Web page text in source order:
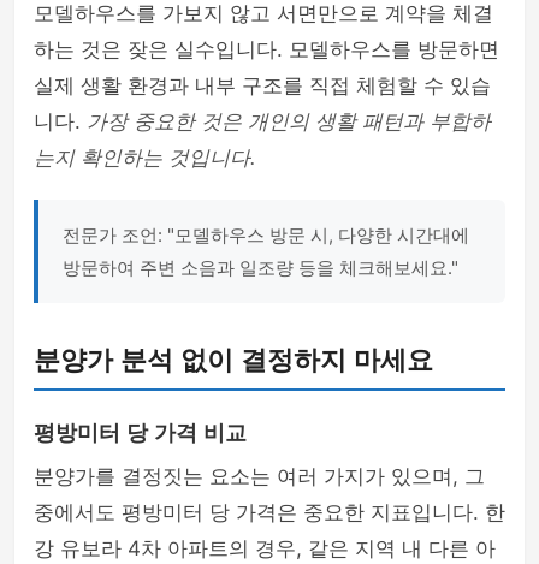
모델하우스를 가보지 않고 서면만으로 계약을 체결
하는 것은 잦은 실수입니다. 모델하우스를 방문하면
실제 생활 환경과 내부 구조를 직접 체험할 수 있습
니다. 가장 중요한 것은 개인의 생활 패턴과 부합하
는지 확인하는 것입니다.
전문가 조언: "모델하우스 방문 시, 다양한 시간대에
방문하여 주변 소음과 일조량 등을 체크해보세요."
분양가 분석 없이 결정하지 마세요
평방미터 당 가격 비교
분양가를 결정짓는 요소는 여러 가지가 있으며, 그
중에서도 평방미터 당 가격은 중요한 지표입니다. 한
강 유보라 4차 아파트의 경우, 같은 지역 내 다른 아